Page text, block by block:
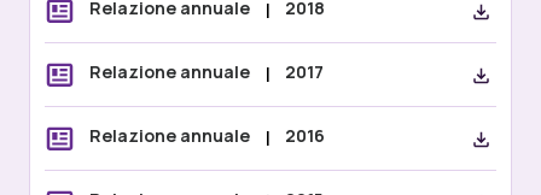
Relazione annuale | 2018
Relazione annuale | 2017
Relazione annuale | 2016